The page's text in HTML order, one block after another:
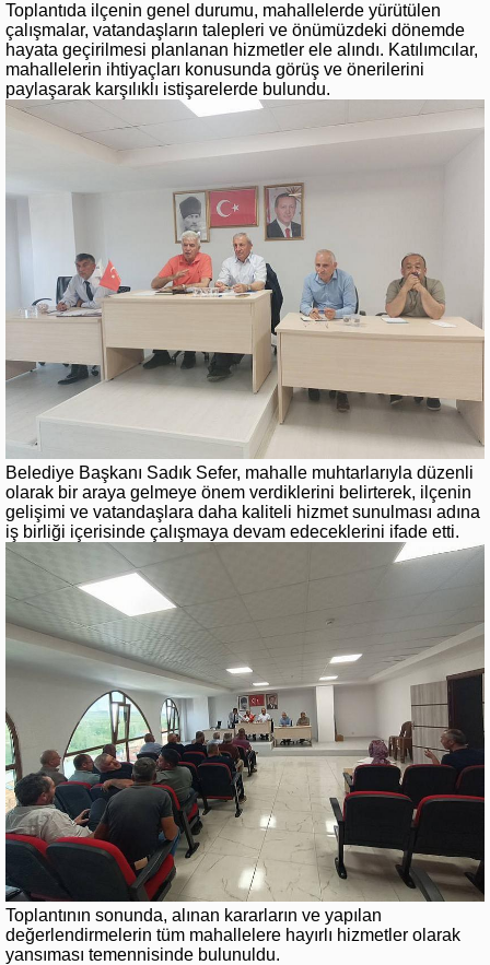
Toplantıda ilçenin genel durumu, mahallelerde yürütülen
çalışmalar, vatandaşların talepleri ve önümüzdeki dönemde
hayata geçirilmesi planlanan hizmetler ele alındı. Katılımcılar,
mahallelerin ihtiyaçları konusunda görüş ve önerilerini
paylaşarak karşılıklı istişarelerde bulundu.
Belediye Başkanı Sadık Sefer, mahalle muhtarlarıyla düzenli
olarak bir araya gelmeye önem verdiklerini belirterek, ilçenin
gelişimi ve vatandaşlara daha kaliteli hizmet sunulması adına
iş birliği içerisinde çalışmaya devam edeceklerini ifade etti.
Toplantının sonunda, alınan kararların ve yapılan
değerlendirmelerin tüm mahallelere hayırlı hizmetler olarak
yansıması temennisinde bulunuldu.